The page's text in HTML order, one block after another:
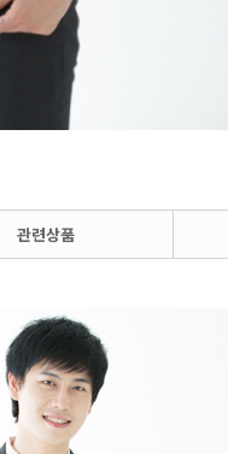
관련상품